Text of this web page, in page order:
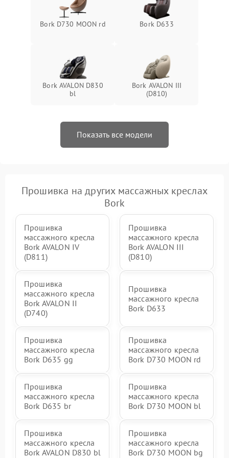
Bork D730 MOON rd Bork D633
Bork AVALON D830
bl
Bork AVALON III
(D810)
Показать все модели
Прошивка на других массажных креслах
Bork
Прошивка
массажного кресла
Bork AVALON IV
(D811)
Прошивка
массажного кресла
Bork AVALON III
(D810)
Прошивка
массажного кресла
Bork AVALON II
(D740)
Прошивка
массажного кресла
Bork D633
Прошивка
массажного кресла
Bork D635 gg
Прошивка
массажного кресла
Bork D730 MOON rd
Прошивка
массажного кресла
Bork D635 br
Прошивка
массажного кресла
Bork D730 MOON bl
Прошивка
массажного кресла
Bork AVALON D830 bl
Прошивка
массажного кресла
Bork D730 MOON bg